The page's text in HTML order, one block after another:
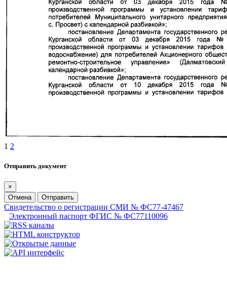
1 2
Отправить документ
×
Отмена
Отправить
Свидетельство о регистрации СМИ № ФС77-47467
Электронный паспорт ФГИС № ФС77110096